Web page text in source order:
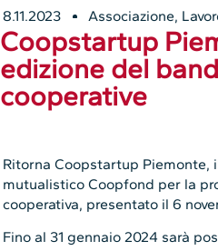
8.11.2023 Associazione,
Coopstartup
edizione del
cooperative
Ritorna Coopstartup
mutualistico Coopfond per la
cooperativa, presentato il 6
Fino al 31 gennaio 2024 sarà